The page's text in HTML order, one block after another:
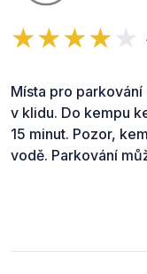
Místa pro
v klidu. Do kempu
15 minut. Pozor,
vodě. Parkování